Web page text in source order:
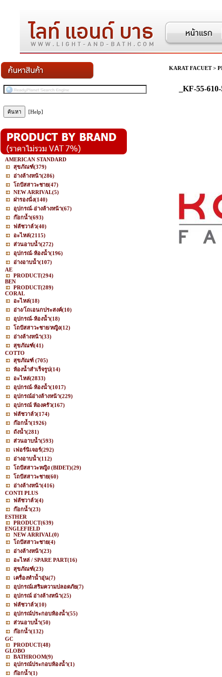
[Help]
AMERICAN STANDARD
สุขภัณฑ์(379)
อ่างล้างหน้า(286)
โถปัสสาวะชาย(47)
NEW ARRIVAL(5)
ฝารองนั่ง(140)
อุปกรณ์-อ่างล้างหน้า(67)
ก๊อกน้ำ(693)
ฟลัชวาล์ว(40)
อะไหล่(2115)
ส่วนอาบน้ำ(272)
อุปกรณ์-ห้องน้ำ(196)
อ่างอาบน้ำ(107)
AE
PRODUCT(294)
BEN
PRODUCT(289)
CORAL
อะไหล่(18)
อ่าง/โถเอนกประสงค์(10)
อุปกรณ์-ห้องน้ำ(18)
โถปัสสาวะชาย/หญิง(12)
อ่างล้างหน้า(33)
สุขภัณฑ์(41)
COTTO
สุขภัณฑ์ (705)
ห้องน้ำสำเร็จรูป(14)
อะไหล่(2833)
อุปกรณ์-ห้องน้ำ(1017)
อุปกรณ์อ่างล้างหน้า(229)
อุปกรณ์ ห้องครัว(167)
ฟลัชวาล์ว(174)
ก๊อกน้ำ(1926)
ถังน้ำ(281)
ส่วนอาบน้ำ(593)
เฟอร์นิเจอร์(292)
อ่างอาบน้ำ(112)
โถปัสสาวะหญิง (BIDET)(29)
โถปัสสาวะชาย(60)
อ่างล้างหน้า(416)
CONTI PLUS
ฟลัชวาล์ว(4)
ก๊อกน้ำ(23)
ESTHER
PRODUCT(639)
ENGLEFIELD
NEW ARRIVAL(0)
โถปัสสาวะชาย(4)
อ่างล้างหน้า(23)
อะไหล่ / SPARE PART(16)
สุขภัณฑ์(23)
เครื่องทำน้ำอุ่น(7)
อุปกรณ์เสริมความปลอดภัย(7)
อุปกรณ์ อ่างล้างหน้า(25)
ฟลัชวาล์ว(10)
อุปกรณ์ประกอบห้องน้ำ(55)
ส่วนอาบน้ำ(50)
ก๊อกน้ำ(132)
GC
PRODUCT(48)
GLOBO
BATHROOM(9)
อุปกรณ์ประกอบห้องน้ำ(1)
ก๊อกน้ำ(1)
KARAT FACUET>
_KF-55-